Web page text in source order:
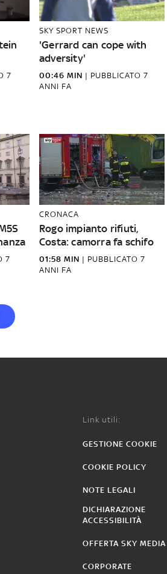
7
SKY SPORT NEWS
'Gerrard can cope with
adversity'
00:46 MIN | PUBBLICATO 7
ANNI FA
7
CRONACA
Rogo impianto rifiuti,
Costa: camorra fa schifo
01:58 MIN | PUBBLICATO 7
ANNI FA
Link utili:
GESTIONE COOKIE
COOKIE POLICY
NOTE LEGALI
DICHIARAZIONE
ACCESSIBILITÀ
OFFERTA SKY MEDIA
CORPORATE